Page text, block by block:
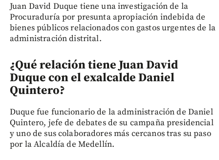
Juan David Duque tiene una investigación de la
Procuraduría por presunta apropiación indebida de
bienes públicos relacionados con gastos urgentes de la
administración distrital.
¿Qué relación tiene Juan David
Duque con el exalcalde Daniel
Quintero?
Duque fue funcionario de la administración de Daniel
Quintero, jefe de debates de su campaña presidencial
y uno de sus colaboradores más cercanos tras su paso
por la Alcaldía de Medellín.